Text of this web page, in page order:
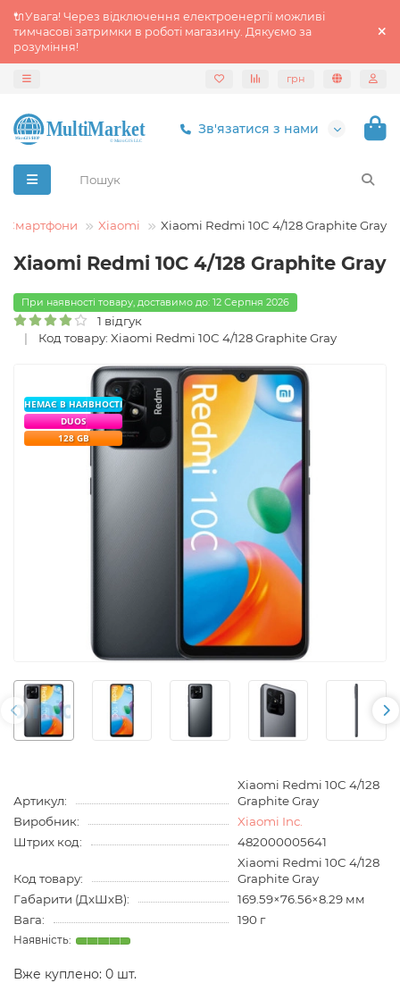
🔌Увага! Через відключення електроенергії можливі
тимчасові затримки в роботі магазину. Дякуємо за
розуміння!
грн
Зв'язатися з нами
Смартфони Xiaomi Xiaomi Redmi 10C 4/128 Graphite Gray
Xiaomi Redmi 10C 4/128 Graphite Gray
При наявності товару, доставимо до: 12 Серпня 2026
1 відгук
Код товару: Xiaomi Redmi 10C 4/128 Graphite Gray
НЕМАЄ В НАЯВНОСТІ
DUOS
128 GB
Артикул:
Xiaomi Redmi 10C 4/128
Graphite Gray
Виробник:
Xiaomi Inc.
Штрих код:
482000005641
Код товару:
Xiaomi Redmi 10C 4/128
Graphite Gray
Габарити (ДхШхВ):
169.59×76.56×8.29 мм
Вага:
190 г
Вже куплено: 0 шт.